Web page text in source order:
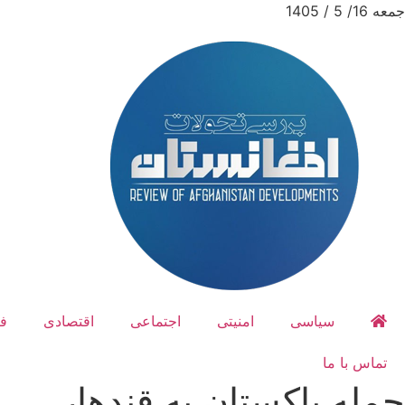
جمعه 16/ 5 / 1405
سیاسی امنیتی اجتماعی اقتصادی
تماس با ما